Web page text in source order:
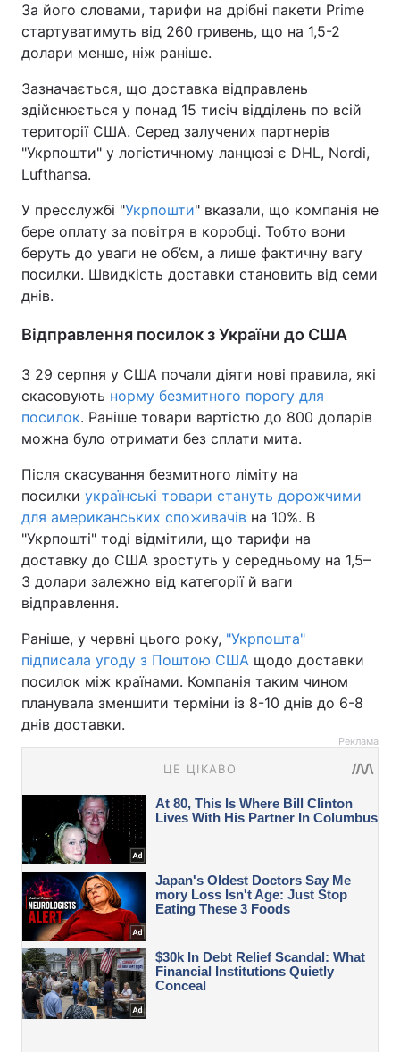
За його словами, тарифи на дрібні пакети Prime
стартуватимуть від 260 гривень, що на 1,5-2
долари менше, ніж раніше.
Зазначається, що доставка відправлень
здійснюється у понад 15 тисіч відділень по всій
території США. Серед залучених партнерів
"Укрпошти" у логістичному ланцюзі є DHL, Nordi,
Lufthansa.
У пресслужбі "Укрпошти" вказали, що компанія не
бере оплату за повітря в коробці. Тобто вони
беруть до уваги не об’єм, а лише фактичну вагу
посилки. Швидкість доставки становить від семи
днів.
Відправлення посилок з України до США
З 29 серпня у США почали діяти нові правила, які
скасовують норму безмитного порогу для
посилок. Раніше товари вартістю до 800 доларів
можна було отримати без сплати мита.
Після скасування безмитного ліміту на
посилки українські товари стануть дорожчими
для американських споживачів на 10%. В
"Укрпошті" тоді відмітили, що тарифи на
доставку до США зростуть у середньому на 1,5–
3 долари залежно від категорії й ваги
відправлення.
Раніше, у червні цього року, "Укрпошта"
підписала угоду з Поштою США щодо доставки
посилок між країнами. Компанія таким чином
планувала зменшити терміни із 8-10 днів до 6-8
днів доставки.
Реклама